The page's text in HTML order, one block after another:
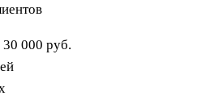
30 000 руб.